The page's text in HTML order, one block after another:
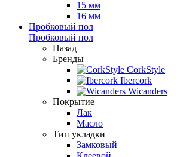
15 мм
16 мм
Пробковый пол
Пробковый пол
Назад
Бренды
CorkStyle
Ibercork
Wicanders
Покрытие
Лак
Масло
Тип укладки
Замковый